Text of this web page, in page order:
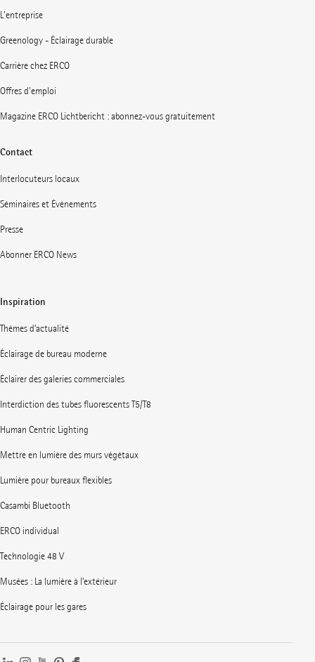
L'entreprise
Greenology - Éclairage durable
Carrière chez ERCO
Offres d'emploi
Magazine ERCO Lichtbericht : abonnez-vous gratuitement
Contact
Interlocuteurs locaux
Séminaires et Événements
Presse
Abonner ERCO News
Inspiration
Thèmes d’actualité
Éclairage de bureau moderne
Éclairer des galeries commerciales
Interdiction des tubes fluorescents T5/T8
Human Centric Lighting
Mettre en lumière des murs végétaux
Lumière pour bureaux flexibles
Casambi Bluetooth
ERCO individual
Technologie 48 V
Musées : La lumière à l’extérieur
Éclairage pour les gares